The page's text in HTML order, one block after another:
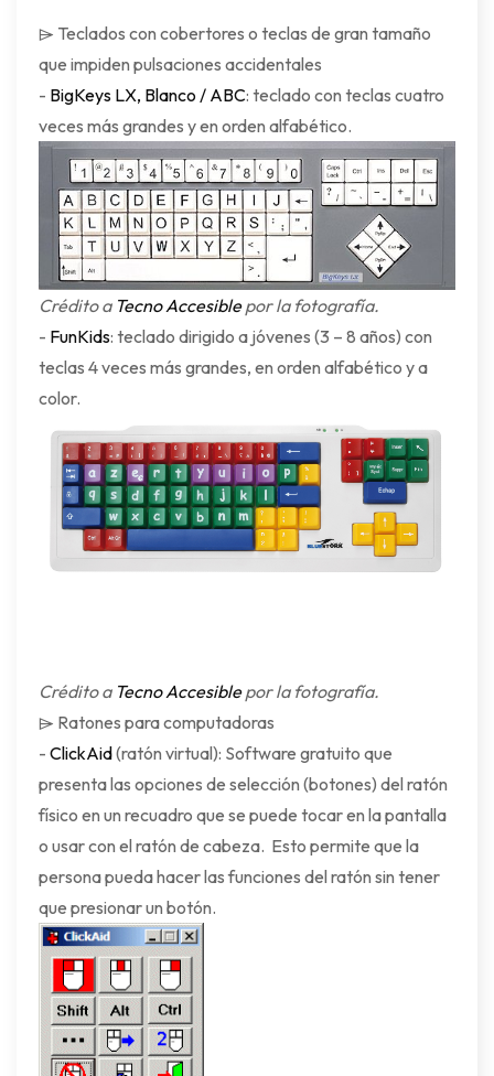
⌲ Teclados con cobertores o teclas de gran tamaño
que impiden pulsaciones accidentales
- BigKeys LX, Blanco / ABC: teclado con teclas cuatro
veces más grandes y en orden alfabético.
Crédito a Tecno Accesiblepor la fotografía.
- FunKids: teclado dirigido a jóvenes (3 – 8 años) con
teclas 4 veces más grandes, en orden alfabético y a
color.
Crédito a Tecno Accesiblepor la fotografía.
⌲ Ratones para computadoras
- ClickAid(ratón virtual): Software gratuito que
presenta las opciones de selección (botones) del ratón
físico en un recuadro que se puede tocar en la pantalla
o usar con el ratón de cabeza. Esto permite que la
persona pueda hacer las funciones del ratón sin tener
que presionar un botón.